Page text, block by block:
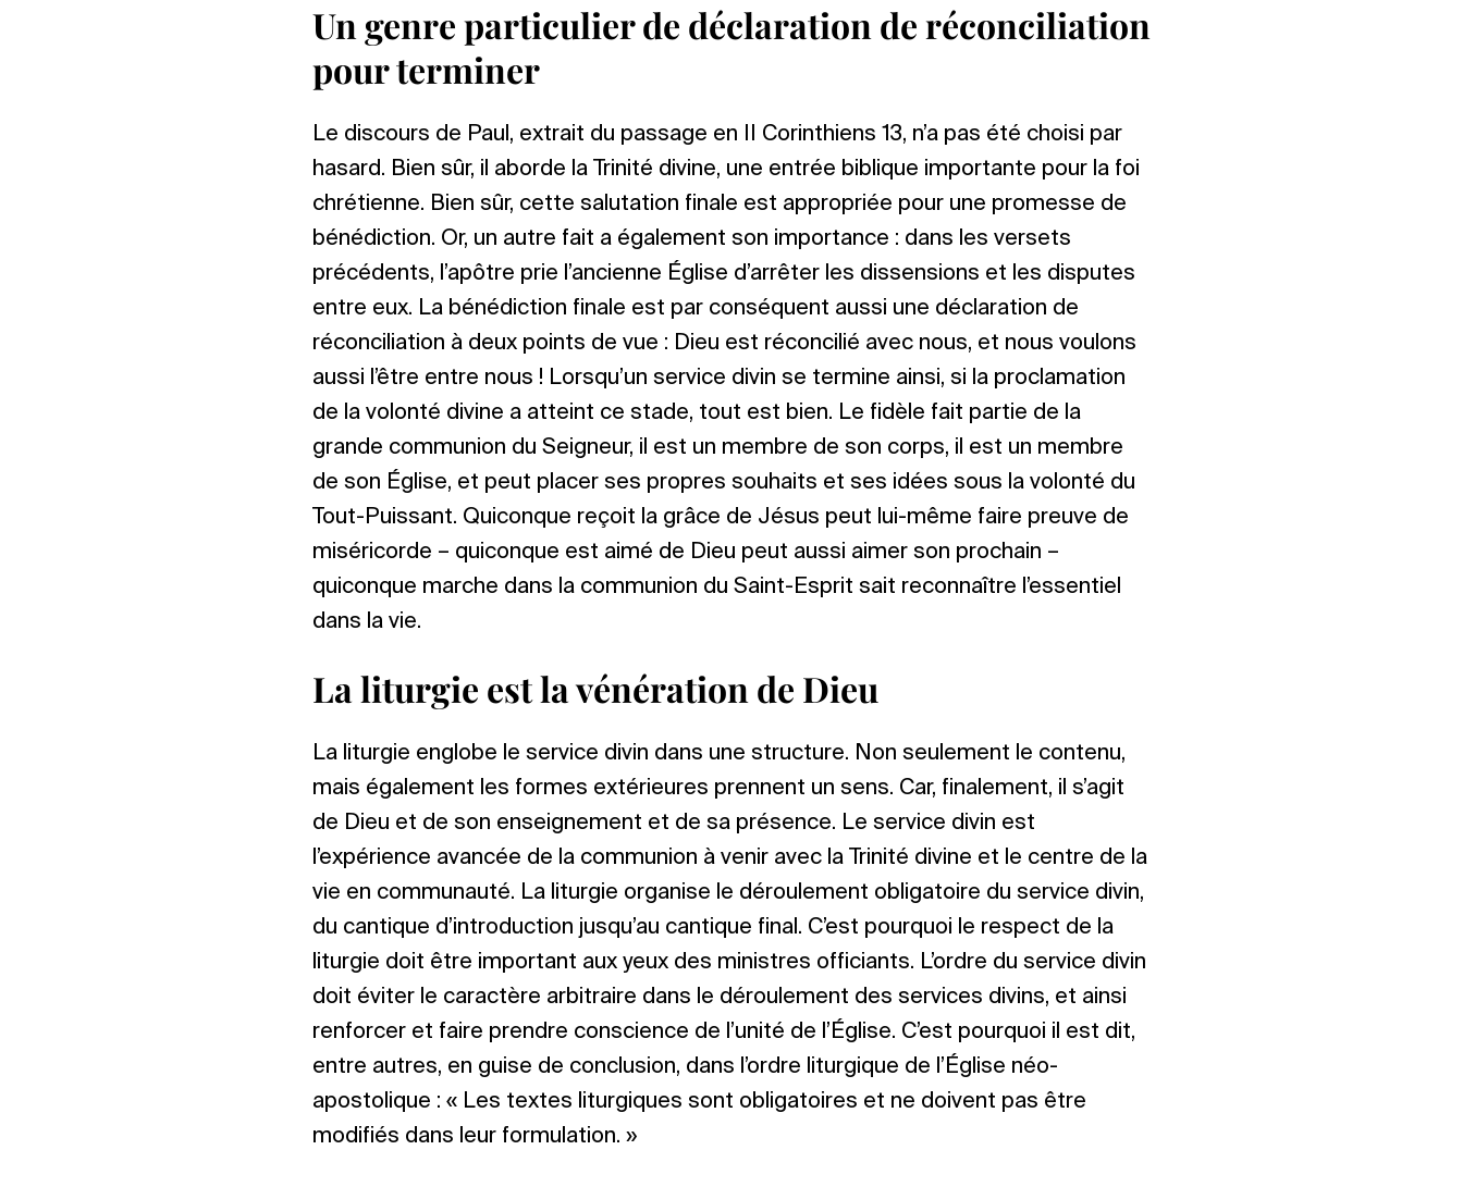
Un genre particulier de déclaration de réconciliation
pour terminer
Le discours de Paul, extrait du passage en II Corinthiens 13, n’a pas été choisi par
hasard. Bien sûr, il aborde la Trinité divine, une entrée biblique importante pour la foi
chrétienne. Bien sûr, cette salutation finale est appropriée pour une promesse de
bénédiction. Or, un autre fait a également son importance : dans les versets
précédents, l’apôtre prie l’ancienne Église d’arrêter les dissensions et les disputes
entre eux. La bénédiction finale est par conséquent aussi une déclaration de
réconciliation à deux points de vue : Dieu est réconcilié avec nous, et nous voulons
aussi l’être entre nous ! Lorsqu’un service divin se termine ainsi, si la proclamation
de la volonté divine a atteint ce stade, tout est bien. Le fidèle fait partie de la
grande communion du Seigneur, il est un membre de son corps, il est un membre
de son Église, et peut placer ses propres souhaits et ses idées sous la volonté du
Tout-Puissant. Quiconque reçoit la grâce de Jésus peut lui-même faire preuve de
miséricorde – quiconque est aimé de Dieu peut aussi aimer son prochain –
quiconque marche dans la communion du Saint-Esprit sait reconnaître l’essentiel
dans la vie.
La liturgie est la vénération de Dieu
La liturgie englobe le service divin dans une structure. Non seulement le contenu,
mais également les formes extérieures prennent un sens. Car, finalement, il s’agit
de Dieu et de son enseignement et de sa présence. Le service divin est
l’expérience avancée de la communion à venir avec la Trinité divine et le centre de la
vie en communauté. La liturgie organise le déroulement obligatoire du service divin,
du cantique d’introduction jusqu’au cantique final. C’est pourquoi le respect de la
liturgie doit être important aux yeux des ministres officiants. L’ordre du service divin
doit éviter le caractère arbitraire dans le déroulement des services divins, et ainsi
renforcer et faire prendre conscience de l’unité de l’Église. C’est pourquoi il est dit,
entre autres, en guise de conclusion, dans l’ordre liturgique de l’Église néo-
apostolique : « Les textes liturgiques sont obligatoires et ne doivent pas être
modifiés dans leur formulation. »